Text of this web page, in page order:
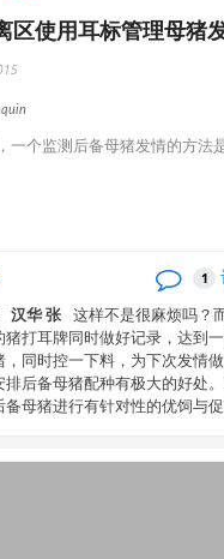
区使用耳标管理母猪
一个监测后备母猪发情的方法
1
汉华 张 这样不是很麻烦吗？
猪打耳牌同时做好记录，达到
，同时控一下料，为下次发情
排后备母猪配种有极大的好处
母猪进行有针对性的优饲与促